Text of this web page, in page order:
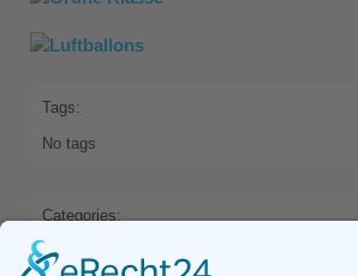
Tags:
No tags
Categories:
HOME